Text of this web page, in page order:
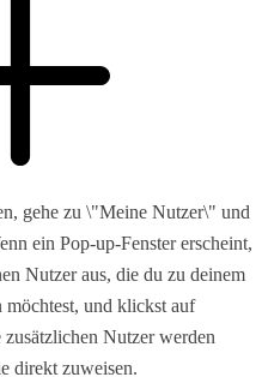
gehe zu \"Meine Nutzer\" und
ein Pop-up-Fenster erscheint,
Nutzer aus, die du zu deinem
möchtest, und klickst auf
Nutzer werden
direkt zuweisen.